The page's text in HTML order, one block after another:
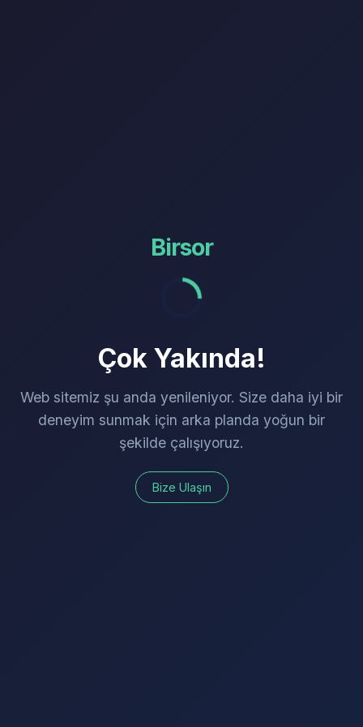
Birsor
Çok Yakında!
Web sitemiz şu anda yenileniyor. Size daha iyi bir
deneyim sunmak için arka planda yoğun bir
şekilde çalışıyoruz.
Bize Ulaşın